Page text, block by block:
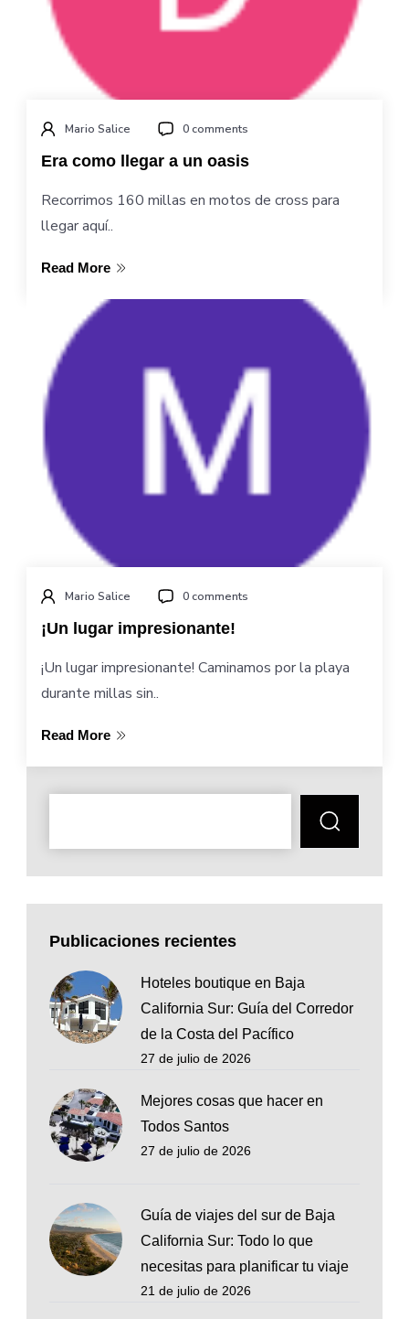
Mario Salice 0 comments
Era como llegar a un oasis
Recorrimos 160 millas en motos de cross para
llegar aquí..
Read More
Mario Salice 0 comments
¡Un lugar impresionante!
¡Un lugar impresionante! Caminamos por la playa
durante millas sin..
Read More
Publicaciones recientes
Hoteles boutique en Baja
California Sur: Guía del Corredor
de la Costa del Pacífico
27 de julio de 2026
Mejores cosas que hacer en
Todos Santos
27 de julio de 2026
Guía de viajes del sur de Baja
California Sur: Todo lo que
necesitas para planificar tu viaje
21 de julio de 2026